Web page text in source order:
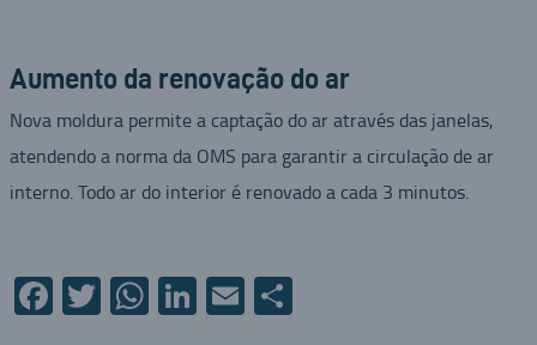
Aumento da renovação do ar
Nova moldura permite a captação do ar através das janelas,
atendendo a norma da OMS para garantir a circulação de ar
interno. Todo ar do interior é renovado a cada 3 minutos.
Facebook
Twitter
WhatsApp
LinkedIn
EmailCompartilhar